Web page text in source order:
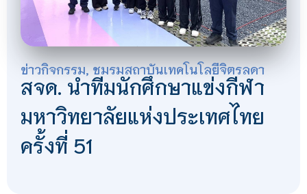
ข่าวกิจกรรม,ชมรมสถาบันเทคโนโลยีจิตรลดา
สจด. นำทีมนักศึกษาแข่งกีฬา
มหาวิทยาลัยแห่งประเทศไทย
ครั้งที่ 51